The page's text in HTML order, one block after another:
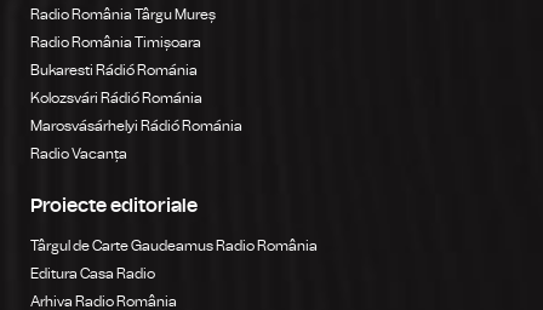
Radio România Târgu Mureș
Radio România Timișoara
Bukaresti Rádió Románia
Kolozsvári Rádió Románia
Marosvásárhelyi Rádió Románia
Radio Vacanța
Proiecte editoriale
Târgul de Carte Gaudeamus Radio România
Editura Casa Radio
Arhiva Radio România